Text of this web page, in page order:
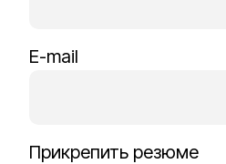
E-mail
Прикрепить резюме